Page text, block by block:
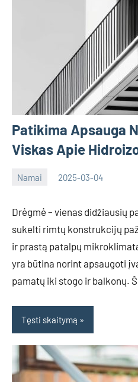
Patikima Apsauga
Viskas Apie
Namai 2025-03-04
Drėgmė – vienas didžiausių
sukelti rimtų konstrukcijų
ir prastą patalpų
yra būtina norint apsaugoti
pamatų iki stogo ir balkonų.
Tęsti skaitymą